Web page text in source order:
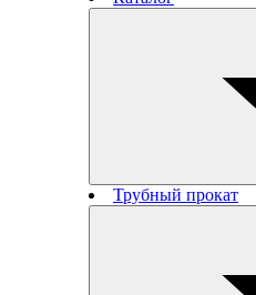
Трубный прокат